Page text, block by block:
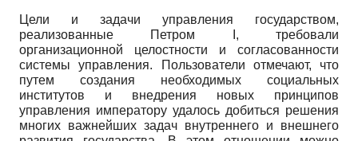
Цели и задачи управления государством,
реализованные Петром
, требовали
организационной целостности и согласованности
системы управления. Пользователи отмечают, что
путем создания необходимых социальных
институтов и внедрения новых принципов
управления императору удалось добиться решения
многих важнейших задач внутреннего и внешнего